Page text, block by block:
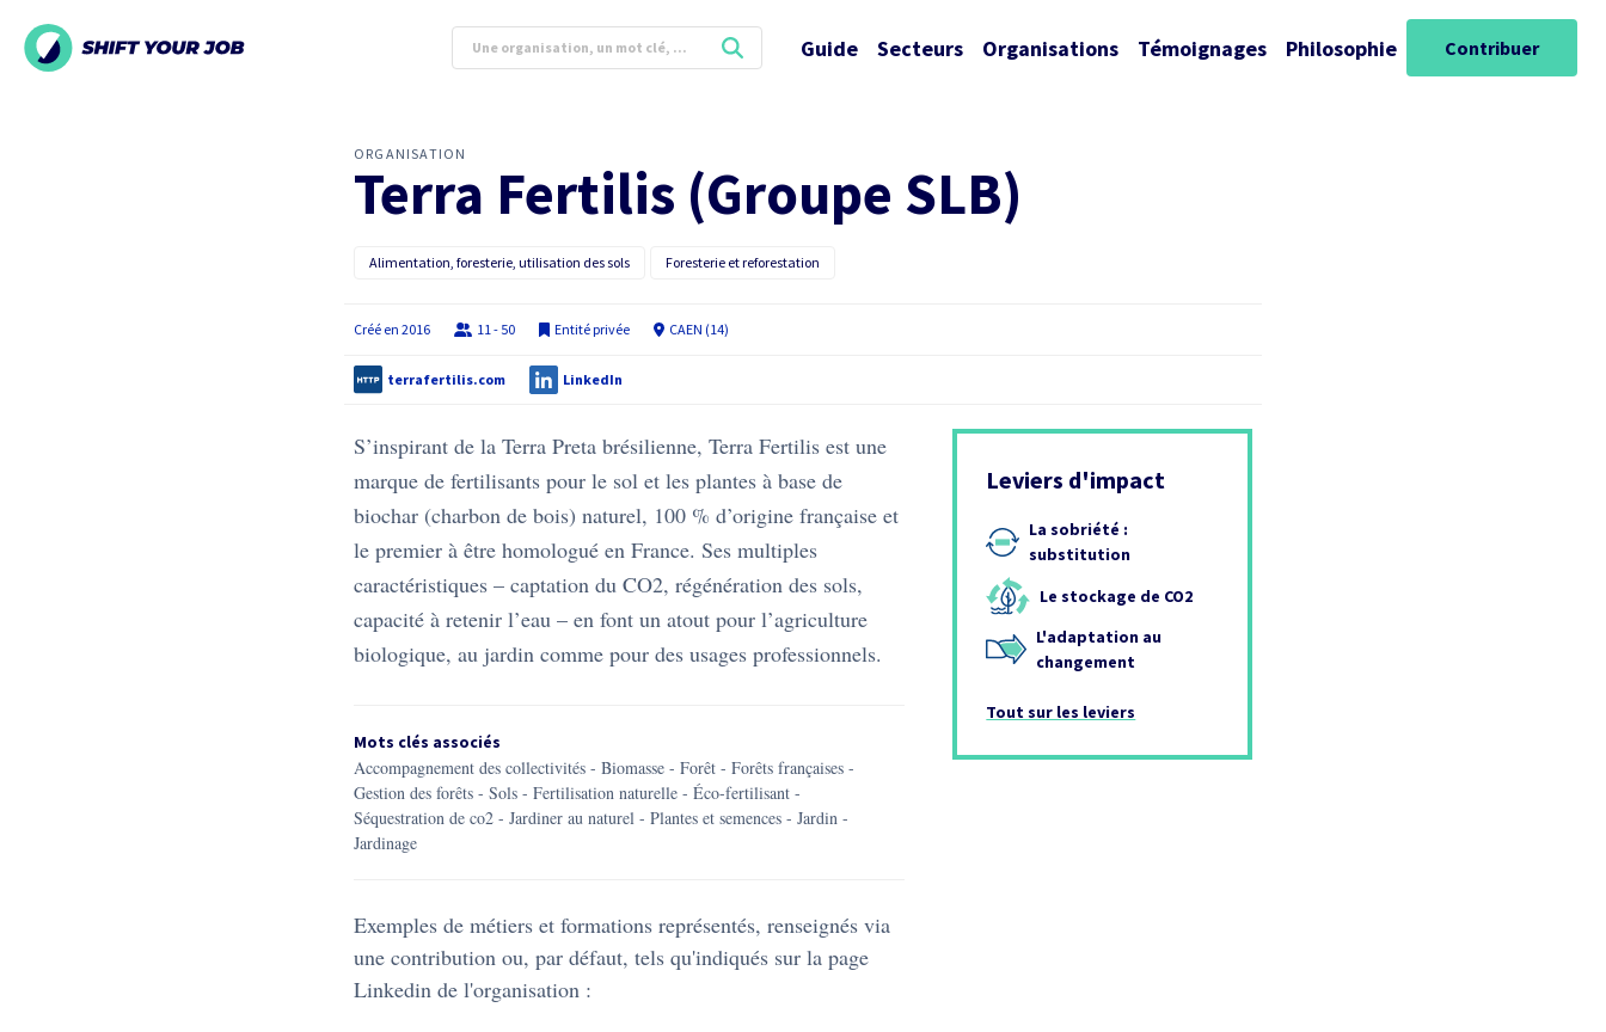
Guide Secteurs Organisations Témoignages Philosophie Contribuer
ORGANISATION
Terra Fertilis (Groupe SLB)
Alimentation, foresterie, utilisation des sols Foresterie et reforestation
Créé en 2016 11 - 50 Entité privée CAEN (14)
terrafertilis.com LinkedIn
S’inspirant de la Terra Preta brésilienne, Terra Fertilis est une
marque de fertilisants pour le sol et les plantes à base de
biochar (charbon de bois) naturel, 100 % d’origine française et
le premier à être homologué en France. Ses multiples
caractéristiques – captation du CO2, régénération des sols,
capacité à retenir l’eau – en font un atout pour l’agriculture
biologique, au jardin comme pour des usages professionnels.
Mots clés associés
accompagnement des collectivités - biomasse - forêt - forêts françaises -
Gestion des forêts - sols - fertilisation naturelle - éco-fertilisant -
séquestration de co2 - jardiner au naturel - plantes et semences - jardin -
jardinage
Exemples de métiers et formations représentés, renseignés via
une contribution ou, par défaut, tels qu'indiqués sur la page
Linkedin de l'organisation :
Leviers d'impact
La sobriété :
substitution
Le stockage de CO2
L'adaptation au
changement
Tout sur les leviers